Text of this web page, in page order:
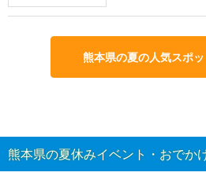
熊本県の夏の人気スポ
熊本県の夏休みイベント・おでか